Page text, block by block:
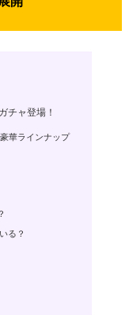
チャ登場！
華ラインナップ
る？